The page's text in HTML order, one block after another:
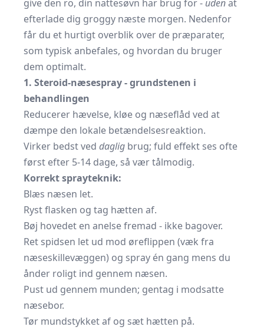
give den ro, din nattesøvn har brug for - udenat
efterlade dig groggy næste morgen. Nedenfor
får du et hurtigt overblik over de præparater,
som typisk anbefales, og hvordan du bruger
dem optimalt.
1. Steroid-næsespray - grundstenen i
behandlingen
Reducerer hævelse, kløe og næseflåd ved at
dæmpe den lokale betændelsesreaktion.
Virker bedst ved daglig brug; fuld effekt ses ofte
først efter 5-14 dage, så vær tålmodig.
Korrekt sprayteknik:
Blæs næsen let.
Ryst flasken og tag hætten af.
Bøj hovedet en anelse fremad - ikke bagover.
Ret spidsen let ud mod øreflippen (væk fra
næseskillevæggen) og spray én gang mens du
ånder roligt ind gennem næsen.
Pust ud gennem munden; gentag i modsatte
næsebor.
Tør mundstykket af og sæt hætten på.